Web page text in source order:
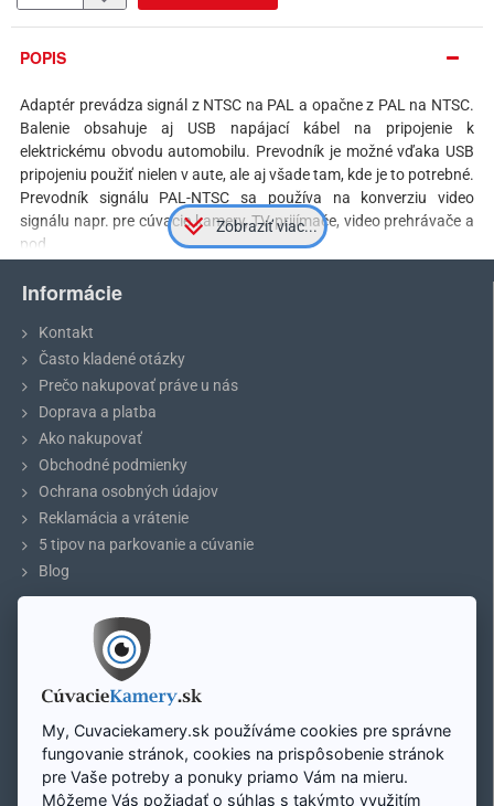
POPIS
Adaptér prevádza signál z NTSC na PAL a opačne z PAL na NTSC.
Balenie obsahuje aj USB napájací kábel na pripojenie k
elektrickému obvodu automobilu. Prevodník je možné vďaka USB
pripojeniu použiť nielen v aute, ale aj všade tam, kde je to potrebné.
Prevodník signálu PAL-NTSC sa používa na konverziu video
signálu napr. pre cúvacie kamery, TV prijímače, video prehrávače a
pod.
ktorý je súčasťou balenia.
Technické špecifikácie pre prevodník video
signálu PAL-NTSC-PAL
Vstupy
Podpora vstupných video formátov
PAL/N
NTSC 3.58
Informácie
Kontakt
Často kladené otázky
Prečo nakupovať práve u nás
Doprava a platba
Ako nakupovať
Obchodné podmienky
Ochrana osobných údajov
Reklamácia a vrátenie
5 tipov na parkovanie a cúvanie
Blog
Môj účet
Registrácia účtu
Mapa stránky
My, Cuvaciekamery.sk používáme cookies pre správne
fungovanie stránok, cookies na prispôsobenie stránok
pre Vaše potreby a ponuky priamo Vám na mieru.
Môžeme Vás požiadať o súhlas s takýmto využitím